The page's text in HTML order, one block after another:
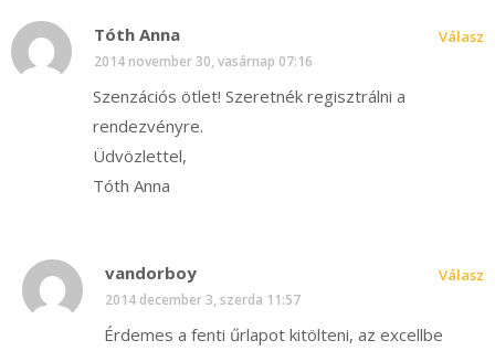
Tóth Anna
2014 november 30, vasárnap 07:16
Szenzációs ötlet! Szeretnék regisztrálni a
rendezvényre.
Üdvözlettel,
Tóth Anna
Válasz
vandorboy
2014 december 3, szerda 11:57
Érdemes a fenti űrlapot kitölteni, az excellbe
Válasz